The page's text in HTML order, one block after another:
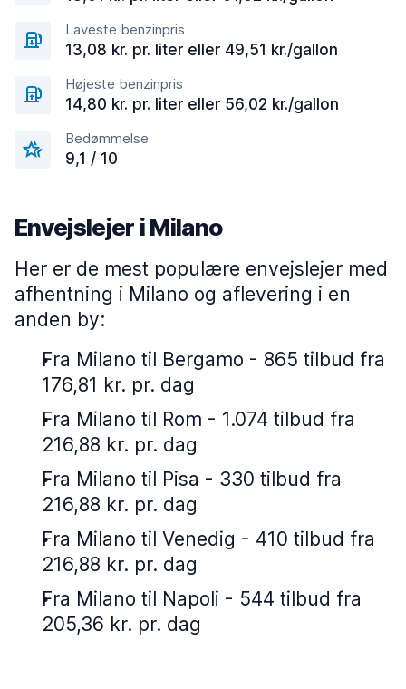
Laveste benzinpris
13,08 kr. pr. liter eller 49,51 kr./gallon
Højeste benzinpris
14,80 kr. pr. liter eller 56,02 kr./gallon
Bedømmelse
9,1 / 10
Envejslejer i Milano
Her er de mest populære envejslejer med
afhentning i Milano og aflevering i en
anden by:
Fra Milano til Bergamo - 865 tilbud fra
176,81 kr. pr. dag
Fra Milano til Rom - 1.074 tilbud fra
216,88 kr. pr. dag
Fra Milano til Pisa - 330 tilbud fra
216,88 kr. pr. dag
Fra Milano til Venedig - 410 tilbud fra
216,88 kr. pr. dag
Fra Milano til Napoli - 544 tilbud fra
205,36 kr. pr. dag